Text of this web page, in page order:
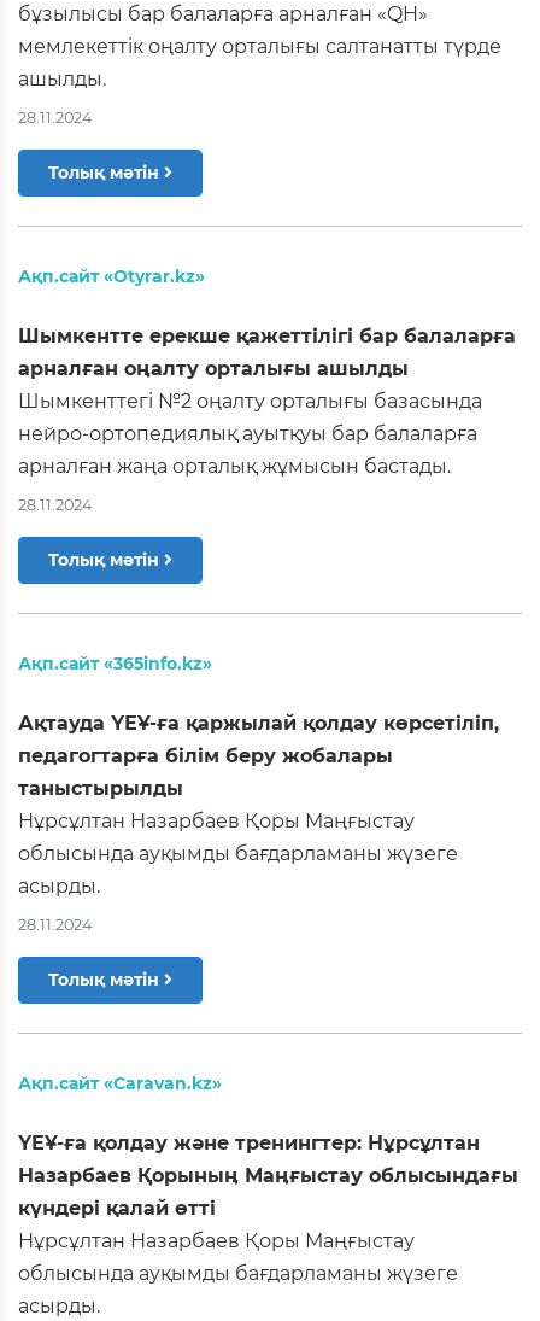
бұзылысы бар балаларға арналған «QH»
мемлекеттік оңалту орталығы салтанатты түрде
ашылды.
28.11.2024
Толық мәтін
Ақп.сайт «Otyrar.kz»
Шымкентте ерекше қажеттілігі бар балаларға
арналған оңалту орталығы ашылды
Шымкенттегі №2 оңалту орталығы базасында
нейро-ортопедиялық ауытқуы бар балаларға
арналған жаңа орталық жұмысын бастады.
28.11.2024
Толық мәтін
Ақп.сайт «365info.kz»
Ақтауда ҮЕҰ-ға қаржылай қолдау көрсетіліп,
педагогтарға білім беру жобалары
таныстырылды
Нұрсұлтан Назарбаев Қоры Маңғыстау
облысында ауқымды бағдарламаны жүзеге
асырды.
28.11.2024
Толық мәтін
Ақп.сайт «Caravan.kz»
ҮЕҰ-ға қолдау және тренингтер: Нұрсұлтан
Назарбаев Қорының Маңғыстау облысындағы
күндері қалай өтті
Нұрсұлтан Назарбаев Қоры Маңғыстау
облысында ауқымды бағдарламаны жүзеге
асырды.